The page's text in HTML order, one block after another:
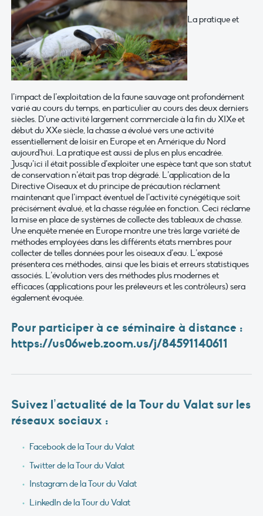
La pratique et
l’impact de l’exploitation de la faune sauvage ont profondément
varié au cours du temps, en particulier au cours des deux derniers
siècles. D’une activité largement commerciale à la fin du XIXe et
début du XXe siècle, la chasse a évolué vers une activité
essentiellement de loisir en Europe et en Amérique du Nord
aujourd’hui. La pratique est aussi de plus en plus encadrée.
Jusqu’ici il était possible d’exploiter une espèce tant que son statut
de conservation n’était pas trop dégradé. L’application de la
Directive Oiseaux et du principe de précaution réclament
maintenant que l’impact éventuel de l’activité cynégétique soit
précisément évalué, et la chasse régulée en fonction. Ceci réclame
la mise en place de systèmes de collecte des tableaux de chasse.
Une enquête menée en Europe montre une très large variété de
méthodes employées dans les différents états membres pour
collecter de telles données pour les oiseaux d’eau. L’exposé
présentera ces méthodes, ainsi que les biais et erreurs statistiques
associés. L’évolution vers des méthodes plus modernes et
efficaces (applications pour les préleveurs et les contrôleurs) sera
également évoquée.
Pour participer à ce séminaire à distance :
https://us06web.zoom.us/j/84591140611
Suivez l’actualité de la Tour du Valat sur les
réseaux sociaux :
Facebook de la Tour du Valat
Twitter de la Tour du Valat
Instagram de la Tour du Valat
LinkedIn de la Tour du Valat